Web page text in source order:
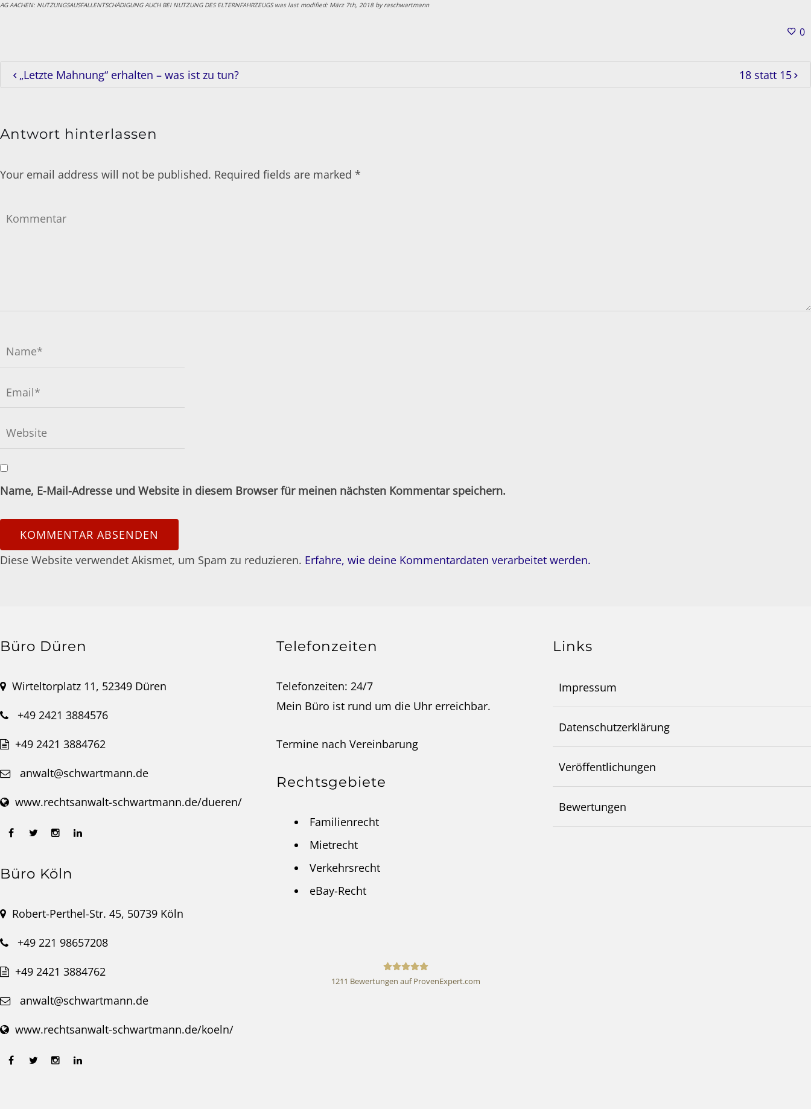
AG AACHEN: NUTZUNGSAUSFALLENTSCHÄDIGUNG AUCH BEI NUTZUNG DES ELTERNFAHRZEUGSwas last modified: März 7th, 2018by raschwartmann
0
„Letzte Mahnung“ erhalten – was ist zu tun? 18 statt 15
Antwort hinterlassen
Your email address will not be published. Required fields are marked *
Name, E-Mail-Adresse und Website in diesem Browser für meinen nächsten Kommentar speichern.
Diese Website verwendet Akismet, um Spam zu reduzieren. Erfahre, wie deine Kommentardaten verarbeitet werden.
Büro Düren
Wirteltorplatz 11, 52349 Düren
+49 2421 3884576
+49 2421 3884762
anwalt@schwartmann.de
www.rechtsanwalt-schwartmann.de/dueren/
Büro Köln
Robert-Perthel-Str. 45, 50739 Köln
+49 221 98657208
+49 2421 3884762
anwalt@schwartmann.de
www.rechtsanwalt-schwartmann.de/koeln/
Telefonzeiten
Telefonzeiten: 24/7
Mein Büro ist rund um die Uhr erreichbar.
Termine nach Vereinbarung
Rechtsgebiete
Familienrecht
Mietrecht
Verkehrsrecht
eBay-Recht
1211 Bewertungen auf ProvenExpert.com
Links
Impressum
Datenschutzerklärung
Veröffentlichungen
Bewertungen